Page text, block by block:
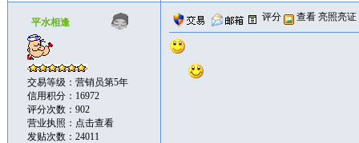
平水相逢
交易等级：营销员第5年
信用积分：16972
评分次数：902
营业执照： 点击查看
发贴次数：24011
评分 查看 亮照亮证